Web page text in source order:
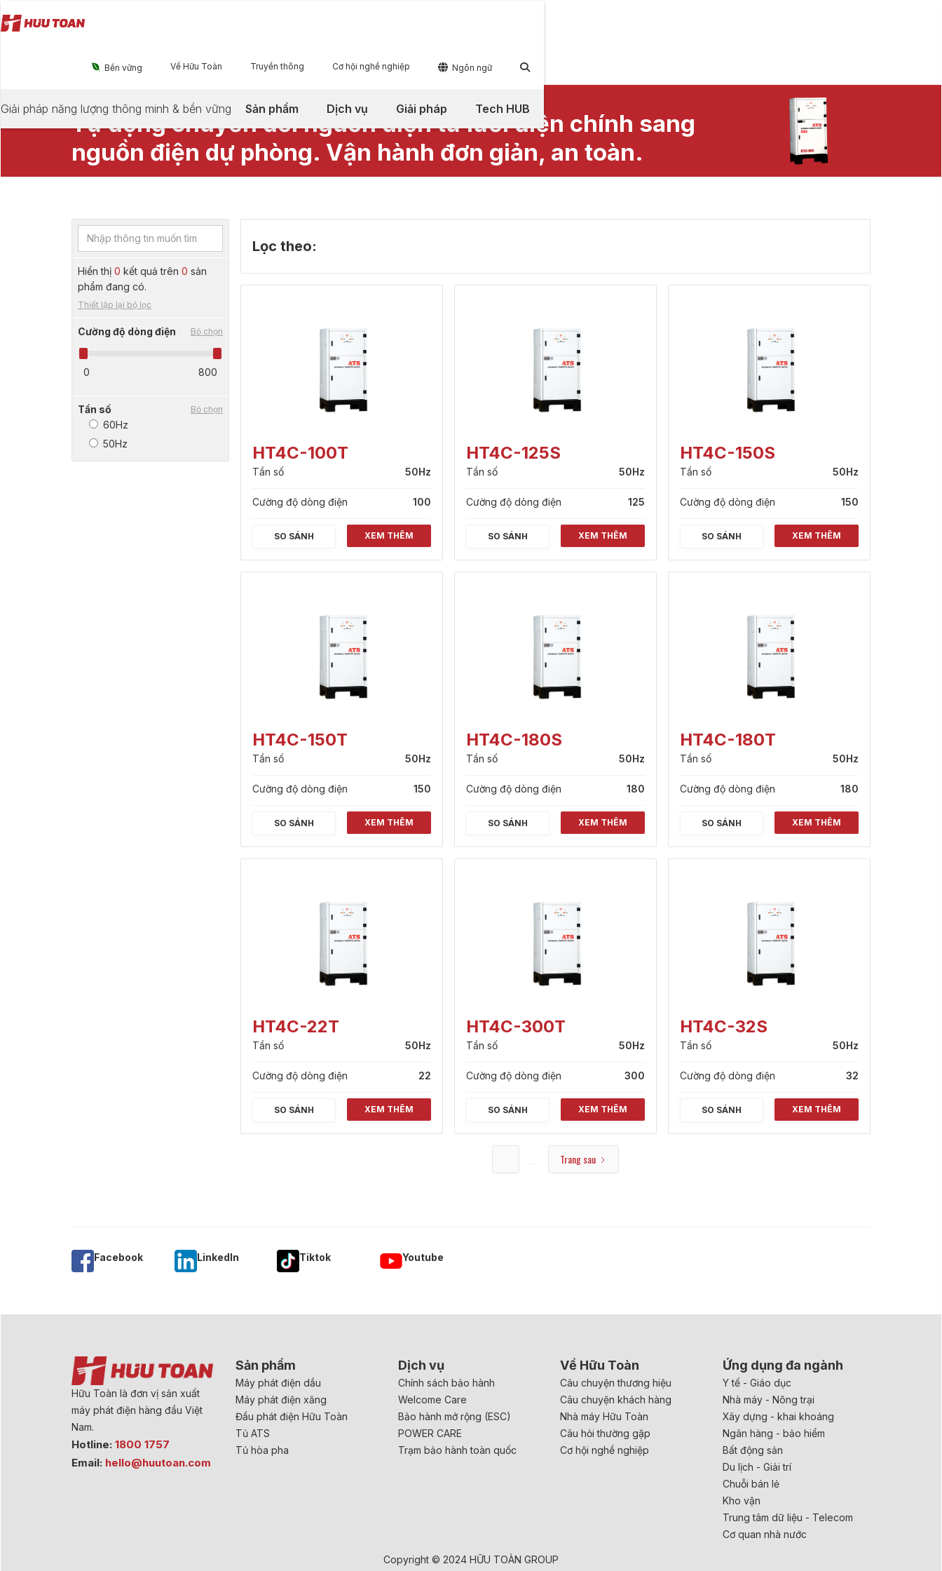
 Bền vững Về Hữu Toàn Truyền thông Cơ hội nghề nghiệp  Ngôn ngữ 
Sản phẩm Dịch vụ Giải pháp Tech HUB
Giải pháp năng lượng thông minh & bền vững
TỦ CHUYỂN ĐỔI NGUỒN TỰ ĐỘNG (ATS)
Tự động chuyển đổi nguồn điện từ lưới điện chính sang
nguồn điện dự phòng. Vận hành đơn giản, an toàn.
Hiển thị 0 kết quả trên 0 sản
phẩm đang có.
Thiết lập lại bộ lọc
Cường độ dòng điện Bỏ chọn
0 800
Tần số Bỏ chọn
60Hz
50Hz
Lọc theo:
HT4C-100T
Cường độ dòng điện 100
Tần số 50Hz
XEM THÊM
SO SÁNH
HT4C-125S
Cường độ dòng điện 125
Tần số 50Hz
XEM THÊM
SO SÁNH
HT4C-150S
Cường độ dòng điện 150
Tần số 50Hz
XEM THÊM
SO SÁNH
HT4C-150T
Cường độ dòng điện 150
Tần số 50Hz
XEM THÊM
SO SÁNH
HT4C-180S
Cường độ dòng điện 180
Tần số 50Hz
XEM THÊM
SO SÁNH
HT4C-180T
Cường độ dòng điện 180
Tần số 50Hz
XEM THÊM
SO SÁNH
HT4C-22T
Cường độ dòng điện 22
Tần số 50Hz
XEM THÊM
SO SÁNH
HT4C-300T
Cường độ dòng điện 300
Tần số 50Hz
XEM THÊM
SO SÁNH
HT4C-32S
Cường độ dòng điện 32
Tần số 50Hz
XEM THÊM
SO SÁNH
... Trang sau
Facebook Linkedln Tiktok Youtube
Hữu Toàn là đơn vị sản xuất
máy phát điện hàng đầu Việt
Nam.
Hotline: 1800 1757
Email: hello@huutoan.com
Sản phẩm
Máy phát điện dầu
Máy phát điện xăng
Đầu phát điện Hữu Toàn
Tủ ATS
Tủ hòa pha
Dịch vụ
Chính sách bảo hành
Welcome Care
Bảo hành mở rộng (ESC)
POWER CARE
Trạm bảo hành toàn quốc
Về Hữu Toàn
Câu chuyện thương hiệu
Câu chuyện khách hàng
Nhà máy Hữu Toàn
Câu hỏi thường gặp
Cơ hội nghề nghiệp
Ứng dụng đa ngành
Y tế - Giáo dục
Nhà máy - Nông trại
Xây dựng - khai khoáng
Ngân hàng - bảo hiểm
Bất động sản
Du lịch - Giải trí
Chuỗi bán lẻ
Kho vận
Trung tâm dữ liệu - Telecom
Cơ quan nhà nước
Copyright © 2024 HỮU TOÀN GROUP